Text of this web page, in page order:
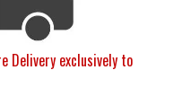
Delivery exclusively to